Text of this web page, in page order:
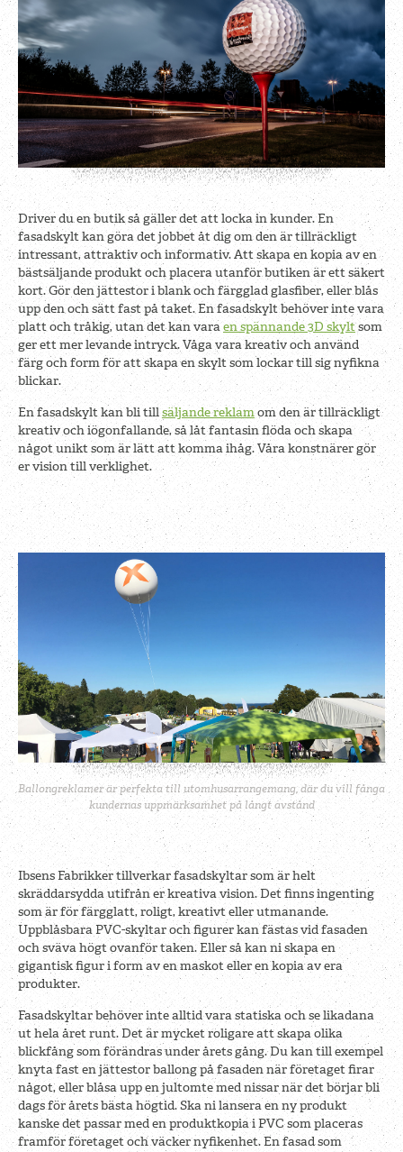
Driver du en butik så gäller det att locka in kunder. En
fasadskylt kan göra det jobbet åt dig om den är tillräckligt
intressant, attraktiv och informativ. Att skapa en kopia av en
bästsäljande produkt och placera utanför butiken är ett säkert
kort. Gör den jättestor i blank och färgglad glasfiber, eller blås
upp den och sätt fast på taket. En fasadskylt behöver inte vara
platt och tråkig, utan det kan varaen spännande 3D skyltsom
ger ett mer levande intryck. Våga vara kreativ och använd
färg och form för att skapa en skylt som lockar till sig nyfikna
blickar.
En fasadskylt kan bli tillsäljande reklamom den är tillräckligt
kreativ och iögonfallande, så låt fantasin flöda och skapa
något unikt som är lätt att komma ihåg. Våra konstnärer gör
er vision till verklighet.
Ballongreklamer är perfekta till utomhusarrangemang, där du vill fånga
kundernas uppmärksamhet på långt avstånd
Ibsens Fabrikker tillverkar fasadskyltar som är helt
skräddarsydda utifrån er kreativa vision. Det finns ingenting
som är för färgglatt, roligt, kreativt eller utmanande.
Uppblåsbara PVC-skyltar och figurer kan fästas vid fasaden
och sväva högt ovanför taken. Eller så kan ni skapa en
gigantisk figur i form av en maskot eller en kopia av era
produkter.
Fasadskyltar behöver inte alltid vara statiska och se likadana
ut hela året runt. Det är mycket roligare att skapa olika
blickfång som förändras under årets gång. Du kan till exempel
knyta fast en jättestor ballong på fasaden när företaget firar
något, eller blåsa upp en jultomte med nissar när det börjar bli
dags för årets bästa högtid. Ska ni lansera en ny produkt
kanske det passar med en produktkopia i PVC som placeras
framför företaget och väcker nyfikenhet. En fasad som